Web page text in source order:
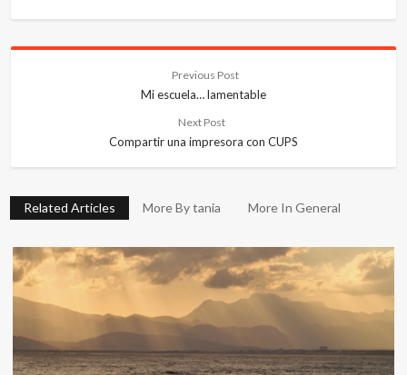
Previous Post
Mi escuela… lamentable
Next Post
Compartir una impresora con CUPS
Related Articles More By tania More In General